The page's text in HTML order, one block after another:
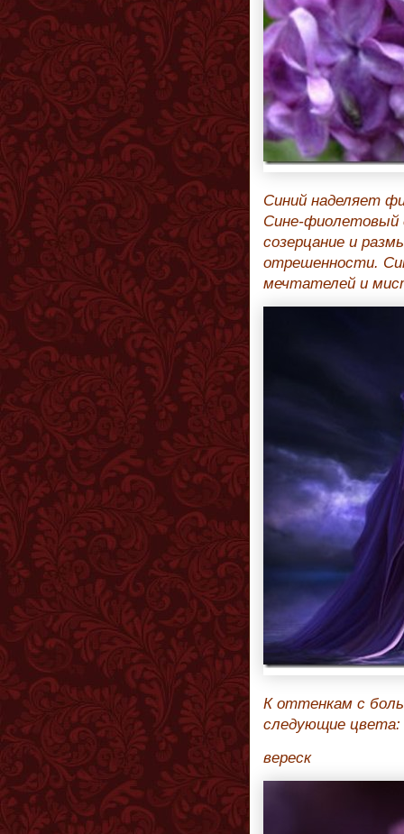
Синий наделяет
Сине-фиолетовый
созерцание и
отрешенности.
мечтателей и
К оттенкам с
следующие цвета:
вереск